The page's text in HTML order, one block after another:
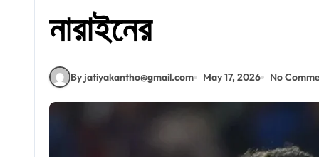
নারাইনের
By jatiyakantho@gmail.com May 17, 2026 No